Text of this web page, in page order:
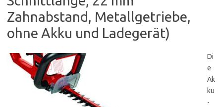
Zahnabstand, Metallgetriebe,
ohne Akku und Ladegerät)
Di
e
Ak
ku
-